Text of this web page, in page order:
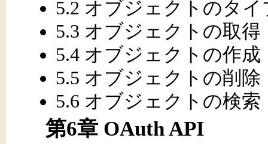
5.2 オブジェクトのタ
5.3 オブジェクトの取得
5.4 オブジェクトの作成
5.5 オブジェクトの削除
5.6 オブジェクトの検索
第6章 OAuth API